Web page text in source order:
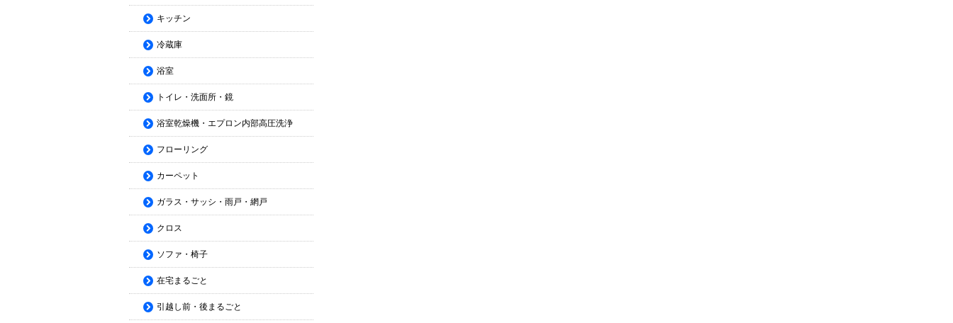
キッチン
冷蔵庫
浴室
トイレ・洗面所・鏡
浴室乾燥機・エプロン内部高圧洗浄
フローリング
カーペット
ガラス・サッシ・雨戸・網戸
クロス
ソファ・椅子
在宅まるごと
引越し前・後まるごと